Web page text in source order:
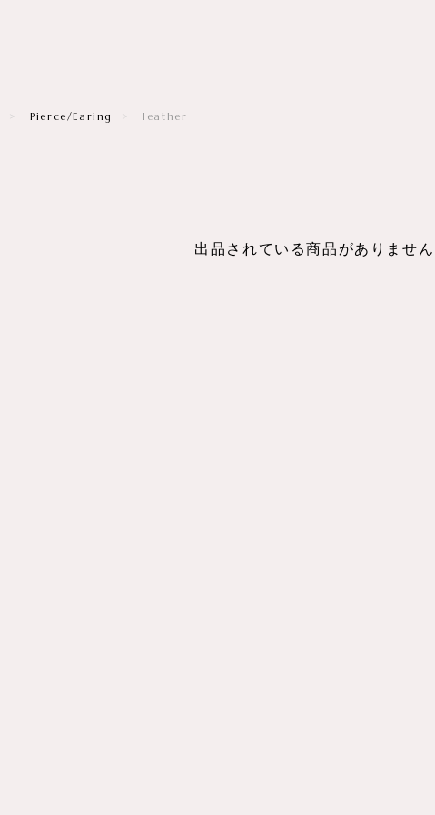
Pierce/Earing leather
出品されている商品がありませ